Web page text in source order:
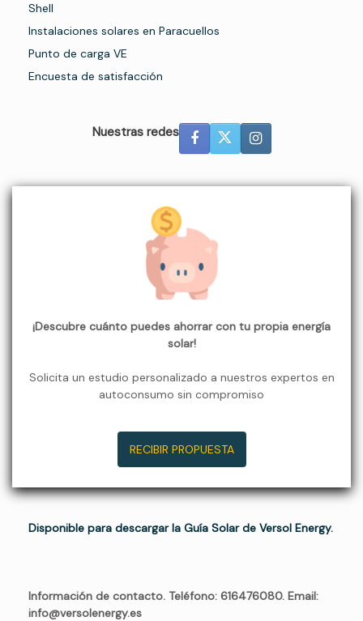
Shell
Instalaciones solares en Paracuellos
Punto de carga VE
Encuesta de satisfacción
Nuestras redes
¡Descubre cuánto puedes ahorrar con tu propia energía
solar!
Solicita un estudio personalizado a nuestros expertos en
autoconsumo sin compromiso
RECIBIR PROPUESTA
Disponible para descargar la Guía Solar de Versol Energy.
Información de contacto. Teléfono: 616476080. Email:
info@versolenergy.es